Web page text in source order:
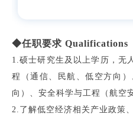
◆任职要求 Qualifications
1.硕士研究生及以上学历， 无
程（通信、民航、低空方向
向）、安全科学与工程（航空
2. 了解低空经济相关产业政策